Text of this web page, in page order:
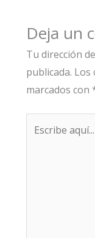
Deja un
Tu dirección
publicada. Los
marcados con